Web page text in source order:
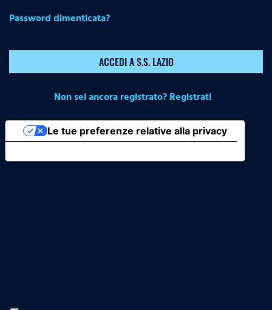
Password dimenticata?
ACCEDI A S.S. LAZIO
Non sei ancora registrato? Registrati
Le tue preferenze relative alla privacy